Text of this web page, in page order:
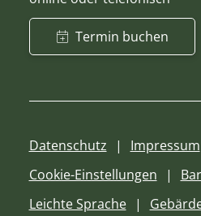
Termin buchen
Datenschutz
Impressum
Cookie-Einstellungen
Leichte Sprache